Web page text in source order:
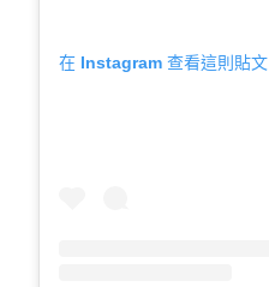
在 Instagram 查看這則貼文